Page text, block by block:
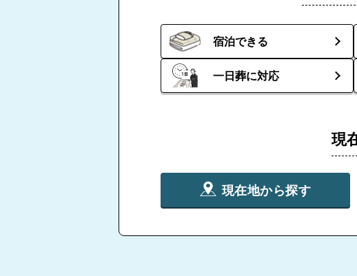
宿泊できる
一日葬に対応
現
現在地から探す